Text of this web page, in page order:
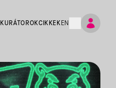
KURÁTOROKCIKKEK EN